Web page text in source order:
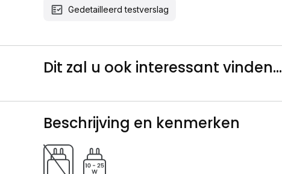
Gedetailleerd testverslag
Dit zal u ook interessant vinden...
Beschrijving en kenmerken